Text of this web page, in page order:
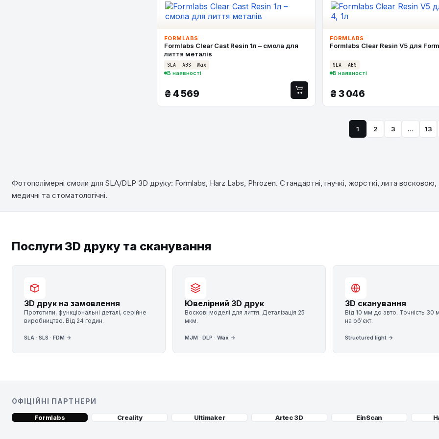
FORMLABS
Formlabs Clear Cast Resin 1л – смола для
лиття металів
SLA ABS Wax
В наявності
₴ 4 569
FORMLABS
Formlabs Clear Resin V5 для
SLA ABS
В наявності
₴ 3 046
1 2 3 … 13
Фотополімерні смоли для SLA/DLP 3D друку: Formlabs, Harz Labs, Phrozen. Стандартні, гнучкі, жорсткі, лита восковою,
медичні та стоматологічні.
Послуги 3D друку та сканування
3D друк на замовлення
Прототипи, функціональні деталі, серійне
виробництво. Від 24 годин.
SLA · SLS · FDM →
Ювелірний 3D друк
Воскові моделі для лиття. Деталізація 25
мкм.
MJM · DLP · Wax →
3D сканування
Від 10 мм до авто. Точність 30
на об'єкт.
Structured light →
ОФІЦІЙНІ ПАРТНЕРИ
Formlabs Creality Ultimaker Artec 3D EinScan